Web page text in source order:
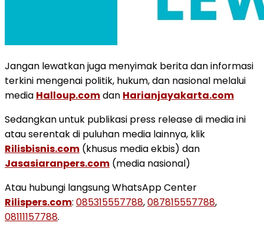
Jangan lewatkan juga menyimak berita dan informasi
terkini mengenai politik, hukum, dan nasional melalui
media Halloup.comdan Harianjayakarta.com
Sedangkan untuk publikasi press release di media ini
atau serentak di puluhan media lainnya, klik
Rilisbisnis.com (khusus media ekbis) dan
Jasasiaranpers.com (media nasional)
Atau hubungi langsung WhatsApp Center
Rilispers.com: 085315557788,087815557788,
08111157788.